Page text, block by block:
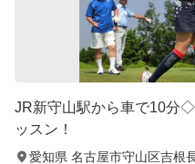
JR新守山駅から車で10分
ッスン！
愛知県 名古屋市守山区吉根